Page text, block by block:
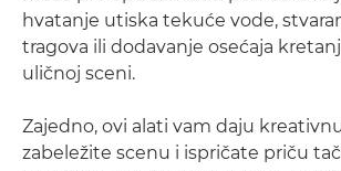
hvatanje utiska tekuće vode,
tragova ili dodavanje osećaja
uličnoj sceni.
Zajedno, ovi alati vam daju
zabeležite scenu i ispričate priču